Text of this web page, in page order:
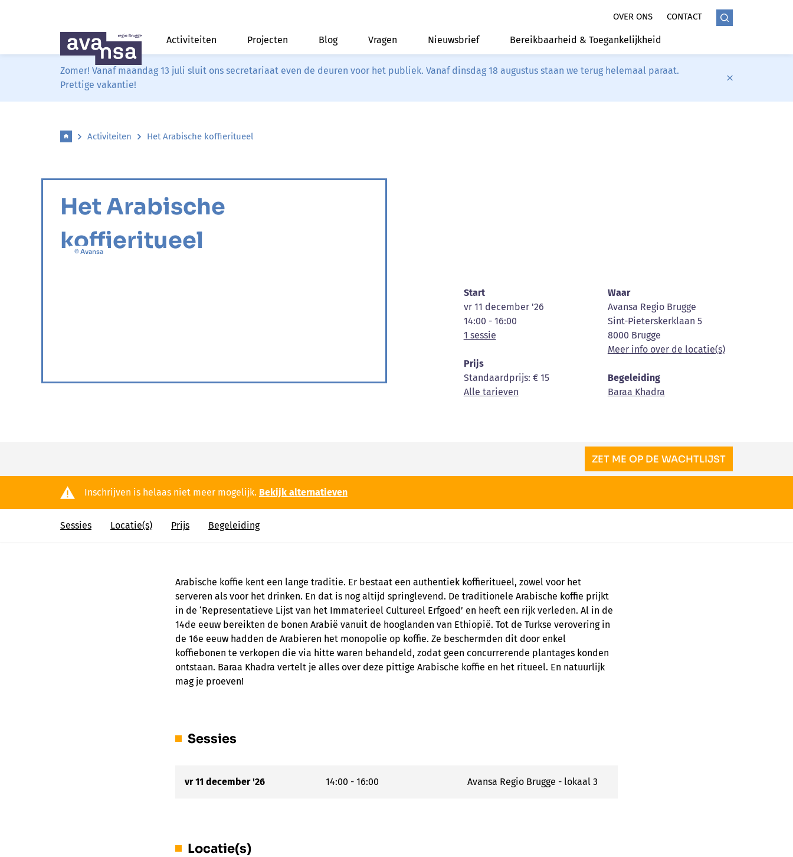
OVER ONS CONTACT
Activiteiten Projecten Blog Vragen Nieuwsbrief Bereikbaarheid & Toegankelijkheid
Zomer! Vanaf maandag 13 juli sluit ons secretariaat even de deuren voor het publiek. Vanaf dinsdag 18 augustus staan we terug helemaal paraat.
Prettige vakantie!
Activiteiten Het Arabische koffieritueel
Het Arabische
koffieritueel
© Avansa
Start
vr 11 december '26
14:00 - 16:00
1 sessie
Prijs
Standaardprijs: € 15
Alle tarieven
Waar
Avansa Regio Brugge
Sint-Pieterskerklaan 5
8000 Brugge
Meer info over de locatie(s)
Begeleiding
Baraa Khadra
ZET ME OP DE WACHTLIJST
Inschrijven is helaas niet meer mogelijk. Bekijk alternatieven
Sessies Locatie(s) Prijs Begeleiding
Arabische koffie kent een lange traditie. Er bestaat een authentiek koffieritueel, zowel voor het
serveren als voor het drinken. En dat is nog altijd springlevend. De traditionele Arabische koffie prijkt
in de ‘Representatieve Lijst van het Immaterieel Cultureel Erfgoed’ en heeft een rijk verleden. Al in de
14de eeuw bereikten de bonen Arabië vanuit de hooglanden van Ethiopië. Tot de Turkse verovering in
de 16e eeuw hadden de Arabieren het monopolie op koffie. Ze beschermden dit door enkel
koffiebonen te verkopen die via hitte waren behandeld, zodat geen concurrerende plantages konden
ontstaan. Baraa Khadra vertelt je alles over deze pittige Arabische koffie en het ritueel. En natuurlijk
mag je proeven!
Sessies
vr 11 december '26 14:00 - 16:00 Avansa Regio Brugge - lokaal 3
Locatie(s)